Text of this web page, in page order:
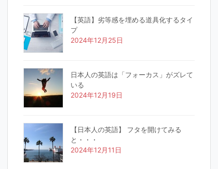
【英語】劣等感を埋める道具化するタイ
プ
2024年12月25日
日本人の英語は「フォーカス」がズレて
いる
2024年12月19日
【日本人の英語】 フタを開けてみる
と・・・
2024年12月11日